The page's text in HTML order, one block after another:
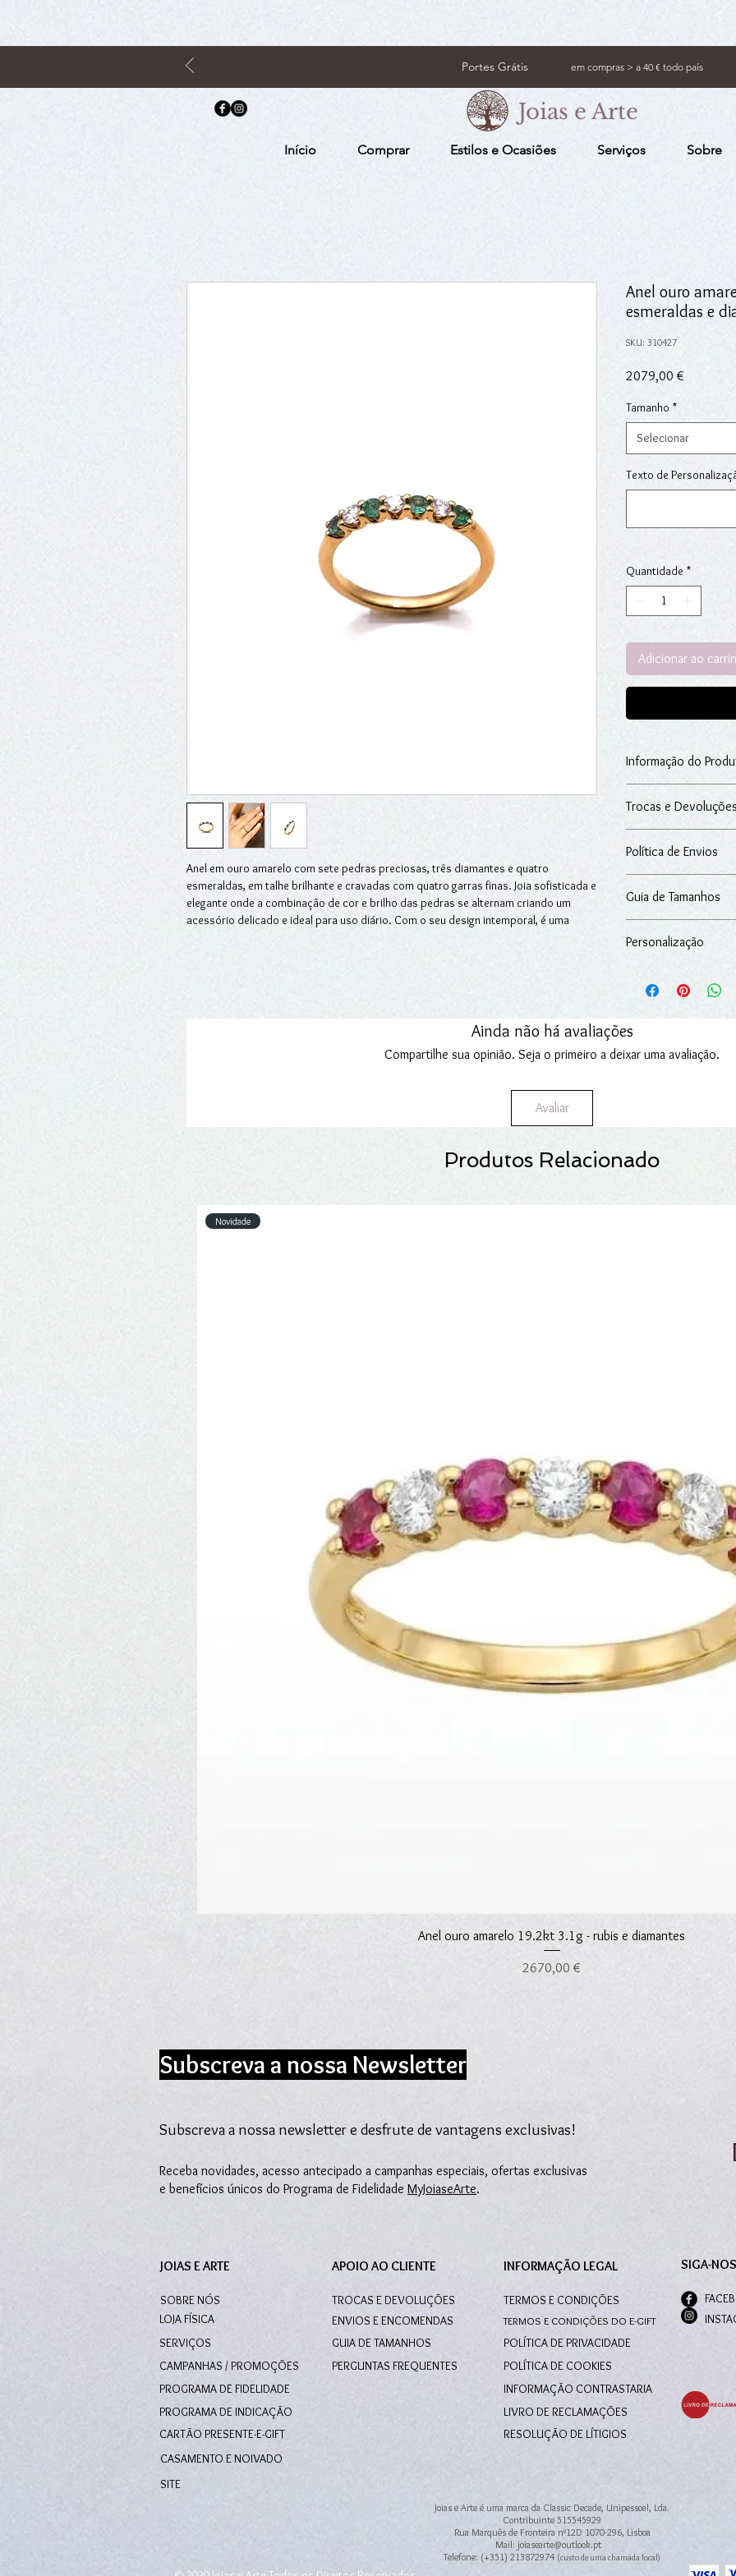
Portes Grátis em compras > a 40 € todo país
Joias e Arte
Início Comprar Estilos e Ocasiões Serviços Sobre
Anel em ouro amarelo com sete pedras preciosas, três diamantes e quatro
esmeraldas, em talhe brilhante e cravadas com quatro garras finas. Joia sofisticada e
elegante onde a combinação de cor e brilho das pedras se alternam criando um
acessório delicado e ideal para uso diário. Com o seu design intemporal, é uma
Anel ouro
esmeraldas e
SKU: 310427
2079,00 €
Tamanho *
Selecionar
Texto de
Quantidade *
Adicionar ao
Informação do
brilhante e 3
Ouro: 19.2kt
Peso: 3.2g
Diamantes: 0.20ct
Esmeraldas: 0.28ct
A peça vem
Trocas e Devoluções
14 dias seguidos para
adquiridos na loja
Para mais
Devoluções.
Política de Envios
excluindo-se
nossos serviços.
Fazemos entregas em
Para mais
Guia de Tamanhos
Personalização
especial.
"Texto de
A gravação pode
Ainda não há avaliações
Compartilhe sua opinião. Seja o primeiro a deixar uma avaliação.
Avaliar
Produtos Relacionado
Visualização rápida
Novidade
Anel ouro amarelo 19.2kt 3.1g - rubis e diamantes
Preço
2670,00 €
Subscreva a nossa Newsletter
Subscreva a nossa newsletter e desfrute de vantagens exclusivas!
Receba novidades, acesso antecipado a campanhas especiais, ofertas exclusivas
e benefícios únicos do Programa de Fidelidade MyJoiaseArte.
JOIAS E ARTE
SOBRE NÓS
LOJA FÍSICA
SERVIÇOS
CAMPANHAS / PROMOÇÕES
PROGRAMA DE FIDELIDADE
PROGRAMA DE INDICAÇÃO
CARTÃO PRESENTE-E-GIFT
CASAMENTO E NOIVADO
SITE
APOIO AO CLIENTE
TROCAS E DEVOLUÇÕES
ENVIOS E ENCOMENDAS
GUIA DE TAMANHOS
PERGUNTAS FREQUENTES
INFORMAÇÃO LEGAL
TERMOS E CONDIÇÕES
TERMOS E CONDIÇÕES DO E-GIFT
POLÍTICA DE PRIVACIDADE
POLÍTICA DE COOKIES
INFORMAÇÃO CONTRASTARIA
LIVRO DE RECLAMAÇÕES
RESOLUÇÃO DE LÍTIGIOS
SIGA-NOS
Joias e Arte é uma marca da Classic Decade, Unipessoal, Lda.
Contribuinte 515545929
Rua Marquês de Fronteira nº12D 1070-296, Lisboa
Mail: joiasearte@outlook.pt
Telefone: (+351) 213872974 (custo de uma chamada local)